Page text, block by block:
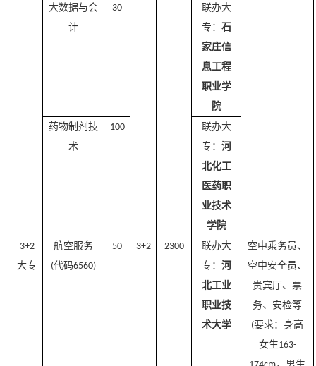
大数据与会
计
30
联办大
专： 石
家庄信
息工程
职业学
院
药物制剂技
术
100
联办大
专： 河
北化工
医药职
业技术
学院
3+2
大专
航空服务
(代码6560)
50 3+2 2300
联办大
专： 河
北工业
职业技
术大学
空中乘务员、
空中安全员、
贵宾厅、票
务、安检等
(要求：身高
女生163-